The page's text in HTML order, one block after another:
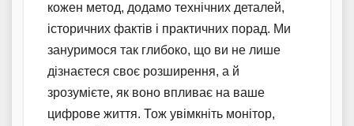
кожен метод, додамо технічних деталей,
історичних фактів і практичних порад. Ми
зануримося так глибоко, що ви не лише
дізнаєтеся своє розширення, а й
зрозумієте, як воно впливає на ваше
цифрове життя. Тож увімкніть монітор,